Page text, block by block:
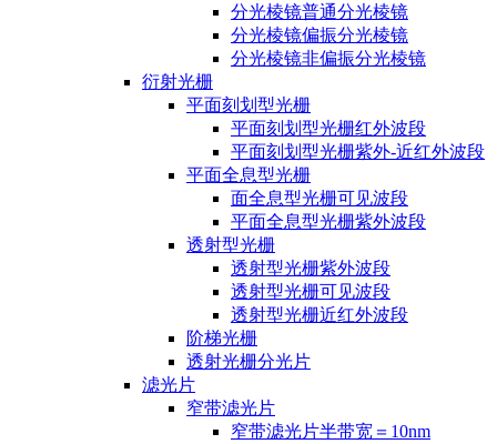
分光棱镜普通分光棱镜
分光棱镜偏振分光棱镜
分光棱镜非偏振分光棱镜
衍射光栅
平面刻划型光栅
平面刻划型光栅红外波段
平面刻划型光栅紫外-近红外波段
平面全息型光栅
面全息型光栅可见波段
平面全息型光栅紫外波段
透射型光栅
透射型光栅紫外波段
透射型光栅可见波段
透射型光栅近红外波段
阶梯光栅
透射光栅分光片
滤光片
窄带滤光片
窄带滤光片半带宽＝10nm